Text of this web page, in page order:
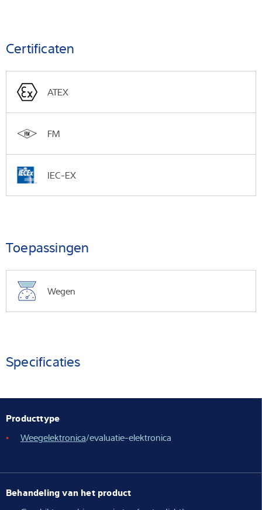
Certificaten
ATEX
FM
IEC-EX
Toepassingen
Wegen
Specificaties
Producttype
Weegelektronica/evaluatie-elektronica
Behandeling van het product